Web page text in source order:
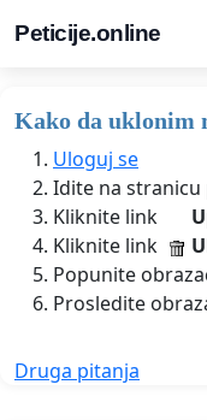
Peticije.online
Kako da uklonim
Uloguj se
Idite na stranicu
Kliknite link
Kliknite link
Popunite
Prosledite
Druga pitanja